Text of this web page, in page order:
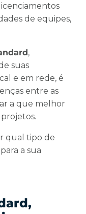
de equipes,
,
suas
e em rede, é
entre as
a que melhor
qual tipo de
a sua